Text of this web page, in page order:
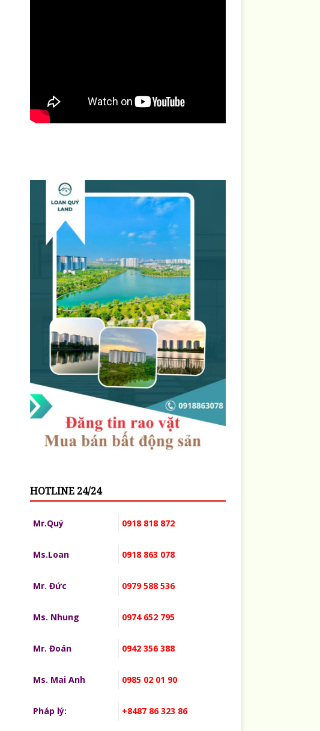
HOTLINE 24/24
Mr.Quý 0918 818 872
Ms.Loan 0918 863 078
Mr. Đức 0979 588 536
Ms. Nhung 0974 652 795
Mr. Đoán 0942 356 388
Ms. Mai Anh 0985 02 01 90
Pháp lý: +8487 86 323 86